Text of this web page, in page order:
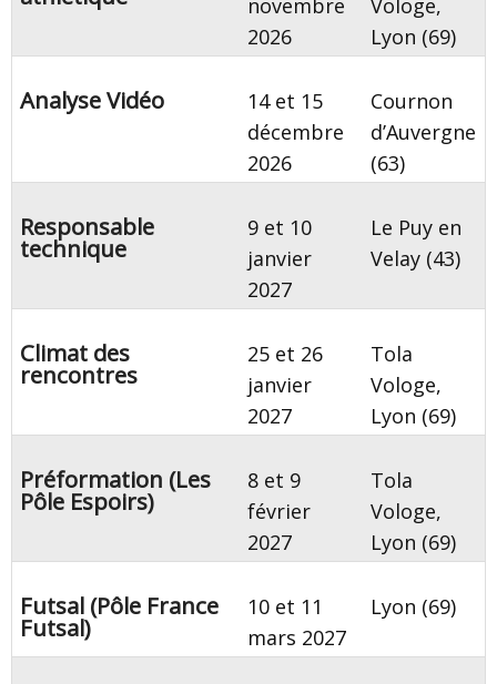
novembre
2026
Vologe,
Lyon (69)
Analyse Vidéo
14 et 15
décembre
2026
Cournon
d’Auvergne
(63)
Responsable
technique
9 et 10
janvier
2027
Le Puy en
Velay (43)
Climat des
rencontres
25 et 26
janvier
2027
Tola
Vologe,
Lyon (69)
Préformation (Les
Pôle Espoirs)
8 et 9
février
2027
Tola
Vologe,
Lyon (69)
Futsal (Pôle France
Futsal)
10 et 11
mars 2027
Lyon (69)